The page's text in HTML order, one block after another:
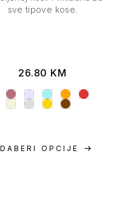
OPCIJE
sve tipove kose.
26.80 KM